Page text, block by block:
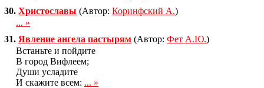
30. Христославы (Автор: Коринфский А.)
... »
31. Явление ангела пастырям (Автор: Фет А.Ю.)
Встаньте и пойдите
В город Вифлеем;
Души усладите
И скажите всем: ... »